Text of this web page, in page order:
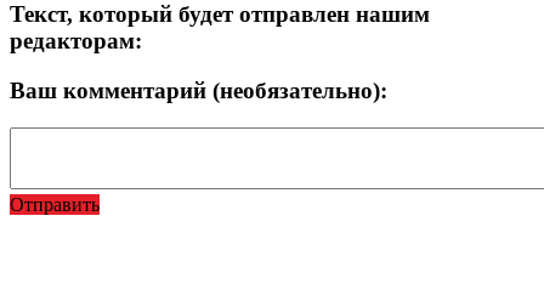
Текст, который будет отправлен нашим
редакторам:
Ваш комментарий (необязательно):
Отправить